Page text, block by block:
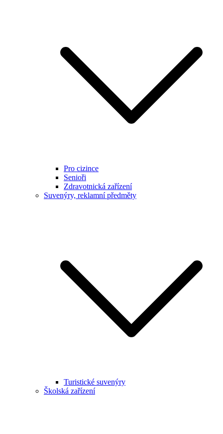
Pro cizince
Senioři
Zdravotnická zařízení
Suvenýry, reklamní předměty
Turistické suvenýry
Školská zařízení